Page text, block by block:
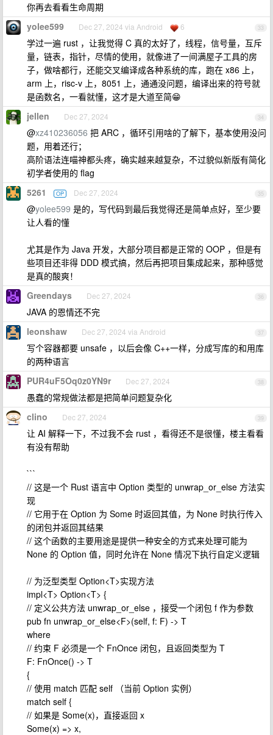
你再去看看生命周期
33
yolee599 Dec 27, 2024 via Android 6
学过一遍 rust ，让我觉得 C 真的太好了，线程，信号量，互斥
量，链表，指针，尽情的使用，就像进了一间满屋子工具的房
子，做啥都行，还能交叉编译成各种系统的库，跑在 x86 上，
arm 上，risc-v 上，8051 上，通通没问题，编译出来的符号就
是函数名，一看就懂，这才是大道至简😁
34
jellen Dec 27, 2024
@xz410236056 把 ARC ，循环引用啥的了解下，基本使用没问
题，用着还行；
高阶语法连喵神都头疼，确实越来越复杂，不过貌似新版有简化
初学者使用的 flag
35
5261 OP Dec 27, 2024
@yolee599 是的，写代码到最后我觉得还是简单点好，至少要
让人看的懂
尤其是作为 Java 开发，大部分项目都是正常的 OOP ，但是有
些项目还非得 DDD 模式搞，然后再把项目集成起来，那种感觉
是真的酸爽！
36
Greendays Dec 27, 2024
JAVA 的恩情还不完
37
leonshaw Dec 27, 2024 via Android
写个容器都要 unsafe ，以后会像 C++一样，分成写库的和用库
的两种语言
38
PUR4uF5Oq0z0YN9r Dec 27, 2024
愚蠢的常规做法都是把简单问题复杂化
39
clino Dec 27, 2024
让 AI 解释一下，不过我不会 rust ，看得还不是很懂，楼主看看
有没有帮助
```
// 这是一个 Rust 语言中 Option 类型的 unwrap_or_else 方法实
现
// 它用于在 Option 为 Some 时返回其值，为 None 时执行传入
的闭包并返回其结果
// 这个函数的主要用途是提供一种安全的方式来处理可能为
None 的 Option 值，同时允许在 None 情况下执行自定义逻辑
// 为泛型类型 Option<T>实现方法
impl<T> Option<T> {
// 定义公共方法 unwrap_or_else ，接受一个闭包 f 作为参数
pub fn unwrap_or_else<F>(self, f: F) -> T
where
// 约束 F 必须是一个 FnOnce 闭包，且返回类型为 T
F: FnOnce() -> T
{
// 使用 match 匹配 self （当前 Option 实例）
match self {
// 如果是 Some(x)，直接返回 x
Some(x) => x,